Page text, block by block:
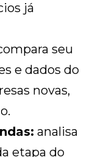
já
seu
e dados do
novas,
analisa
etapa do